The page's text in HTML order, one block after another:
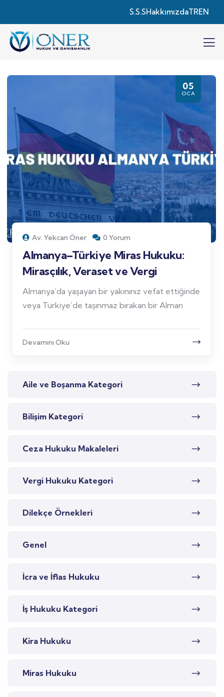
S.S.SHakkımızdaTREN
05
OCA
Av. Yekcan Öner 0 Yorum
Almanya–Türkiye Miras Hukuku:
Mirasçılık, Veraset ve Vergi
Almanya’da yaşayan bir yakınınız vefat ettiğinde
veya Türkiye’de taşınmaz bırakan bir Alman
Devamını Oku
Aile ve Boşanma Kategori
Bilişim Kategori
Ceza Hukuku Makaleleri
Vergi Hukuku Kategori
Dilekçe Örnekleri
Genel
İcra ve İflas Hukuku
İş Hukuku Kategori
Kira Hukuku
Miras Hukuku